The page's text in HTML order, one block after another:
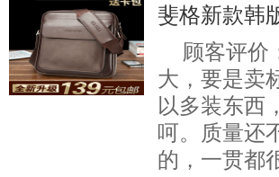
斐格新款韩
顾客评价
大，要是卖
以多装东西
呵。质量还
的，一贯都